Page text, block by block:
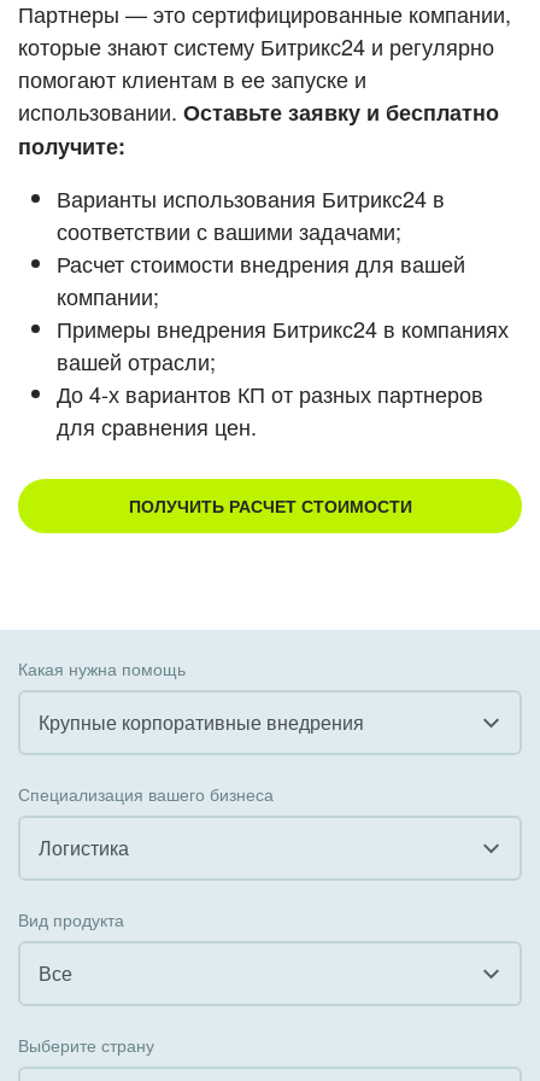
ВХОД
ВХОД
Смотреть видеокейсы
Партнеры — это сертифицированные компании,
которые знают систему Битрикс24 и регулярно
помогают клиентам в ее запуске и
использовании. Оставьте заявку и бесплатно
получите:
Варианты использования Битрикс24 в
соответствии с вашими задачами;
Расчет стоимости внедрения для вашей
компании;
Примеры внедрения Битрикс24 в компаниях
вашей отрасли;
До 4-х вариантов КП от разных партнеров
для сравнения цен.
ПОЛУЧИТЬ РАСЧЕТ СТОИМОСТИ
Какая нужна помощь
Крупные корпоративные внедрения
Внедрение КЭДО
Интеграция с 1С
Внедрение Бизнес-процессов
Специализация вашего бизнеса
Логистика
Государственные организации
Коммунальные услуги, ЖКХ
Вид продукта
Все
Выберите страну